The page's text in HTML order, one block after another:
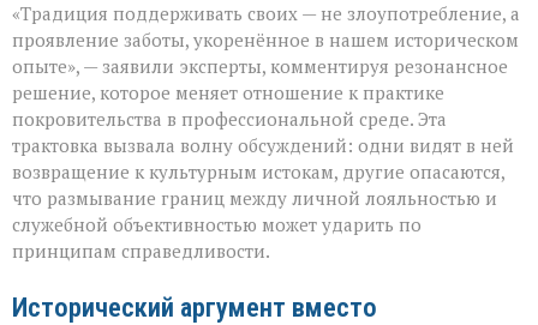
не
только
но
и
пропуск?» — о
новом
взгляде
на
кумовство
«Традиция поддерживать своих — не злоупотребление, а
проявление заботы, укоренённое в нашем историческом
опыте», — заявили эксперты, комментируя резонансное
решение, которое меняет отношение к практике
покровительства в профессиональной среде. Эта
трактовка вызвала волну обсуждений: одни видят в ней
возвращение к культурным истокам, другие опасаются,
что размывание границ между личной лояльностью и
служебной объективностью может ударить по
принципам справедливости.
Исторический аргумент вместо